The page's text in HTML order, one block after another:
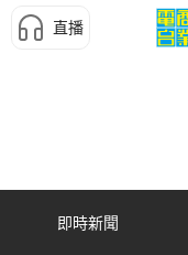
直播
即時新聞